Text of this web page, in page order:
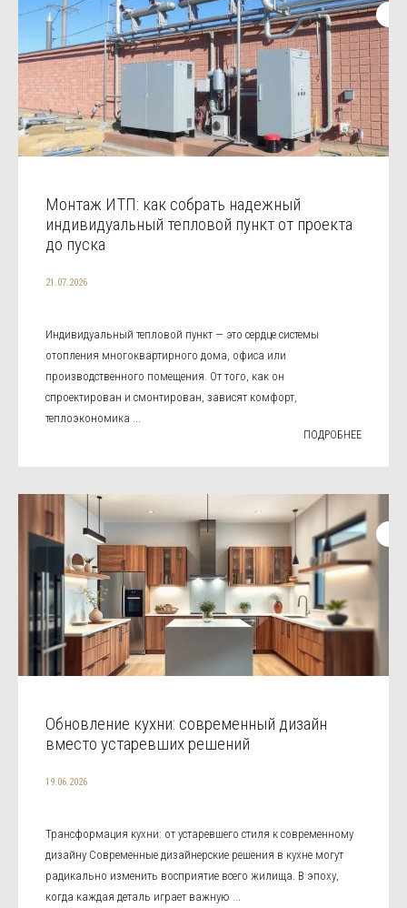
Монтаж ИТП: как собрать надежный
индивидуальный тепловой пункт от проекта
до пуска
21.07.2026
Индивидуальный тепловой пункт — это сердце системы
отопления многоквартирного дома, офиса или
производственного помещения. От того, как он
спроектирован и смонтирован, зависят комфорт,
теплоэкономика ...
ПОДРОБНЕЕ
Обновление кухни: современный дизайн
вместо устаревших решений
19.06.2026
Трансформация кухни: от устаревшего стиля к современному
дизайну Современные дизайнерские решения в кухне могут
радикально изменить восприятие всего жилища. В эпоху,
когда каждая деталь играет важную ...